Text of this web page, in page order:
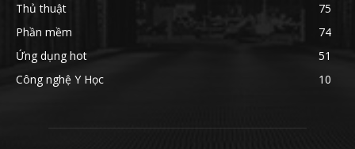
Thủ thuật
75
Phần mềm
74
Ứng dụng hot
51
Công nghệ Y Học
10